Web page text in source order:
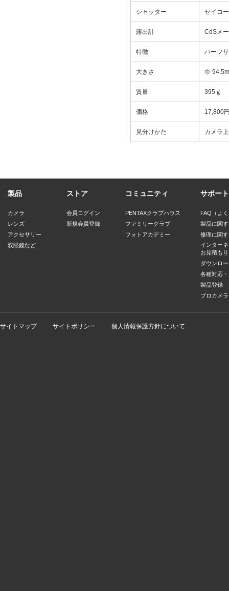
シャッター セイコ
露出計 CdSメ
特徴 ハーフ
大きさ 巾
質量 395ｇ
価格 17,800
見分けかた カメラ
製品
カメラ
レンズ
アクセサリー
双眼鏡など
ストア
会員ログイン
新規会員登録
コミュニティ
PENTAXクラブハウス
ファミリークラブ
フォトアカデミー
サポート
FAQ（よ
製品に関
修理に関
インター
お見積もり
ダウンロ
各種対応
製品登録
プロカメ
サイトマップ サイトポリシー 個人情報保護方針について